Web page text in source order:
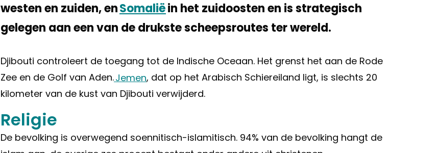
westen en zuiden, enSomaliëin het zuidoosten en is strategisch
gelegen aan een van de drukste scheepsroutes ter wereld.
Djibouti controleert de toegang tot de Indische Oceaan. Het grenst het aan de Rode
Zee en de Golf van Aden.Jemen, dat op het Arabisch Schiereiland ligt, is slechts 20
kilometer van de kust van Djibouti verwijderd.
Religie
De bevolking is overwegend soennitisch-islamitisch. 94% van de bevolking hangt de